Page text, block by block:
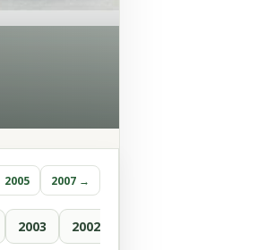
2005 2007 →
2003 2002